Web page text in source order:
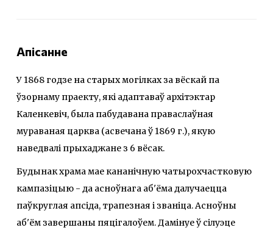
Апісанне
У 1868 годзе на старых могілках за вёскай па
ўзорнаму праекту, які адаптаваў архітэктар
Каленкевіч, была пабудавана праваслаўная
мураваная царква (асвечана ў 1869 г.), якую
наведвалі прыхаджане з 6 вёсак.
Будынак храма мае кананічную чатырохчастковую
кампазіцыю - да асноўнага аб'ёма далучаецца
паўкруглая апсіда, трапезная i званіца. Асноўны
аб'ём завершаны пяцігалоўем. Дамінуе ў сілуэце